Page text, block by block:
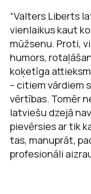
“Valters Liberts
vienlaikus kaut
mūžsenu. Proti,
humors,
koķetīga
– citiem vārdiem
vērtības. Tomēr
latviešu dzejā
pievērsies ar tik
tas, manuprāt,
profesionāli